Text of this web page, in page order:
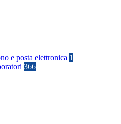
e posta elettronica 1
366